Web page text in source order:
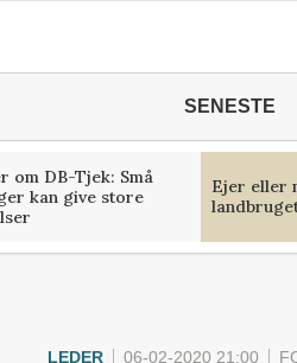
SENESTE
om DB-Tjek: Små
kan give store
Ejer eller
LEDER 06-02-2020 21:00